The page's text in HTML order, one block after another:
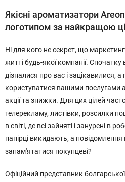
Якісні ароматизатори
логотипом за найкращою
Ні для кого не секрет, що
житті будь-якої компанії.
дізналися про вас і зацікавилися,
користуватися вашими послугами
акції та знижки. Для цих цілей
телерекламу, листівки, розсилки
в світі, де всі зайняті і занурені в
папірці викидають, а
запам'ятатися покупцеві?
Офіційний представник болгарської